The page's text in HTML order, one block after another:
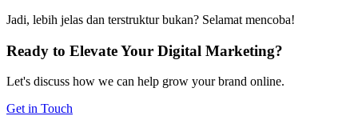
Jadi, lebih jelas dan terstruktur bukan? Selamat mencoba!
Ready to Elevate Your Digital Marketing?
Let's discuss how we can help grow your brand online.
Get in Touch